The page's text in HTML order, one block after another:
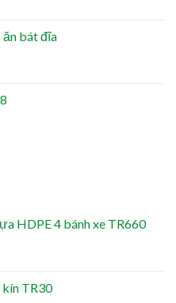
ăn bát đĩa
HDPE 4 bánh xe TR660
kín TR30